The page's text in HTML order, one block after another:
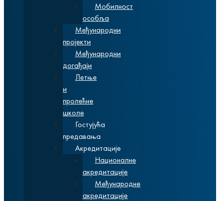
Мобилност
особља
Међународни
пројекти
Међународни
догађаји
Летње
и
пролећне
школе
Гостујућа
предавања
Акредитације
Националне
акредитације
Међународне
акредитације